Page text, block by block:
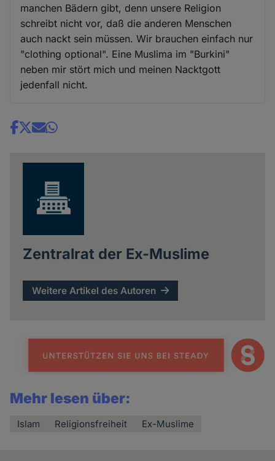
manchen Bädern gibt, denn unsere Religion
schreibt nicht vor, daß die anderen Menschen
auch nackt sein müssen. Wir brauchen einfach nur
"clothing optional". Eine Muslima im "Burkini"
neben mir stört mich und meinen Nacktgott
jedenfall nicht.
Share
Zentralrat der Ex-Muslime
Weitere Artikel des Autoren
Mehr lesen über:
Islam Religionsfreiheit Ex-Muslime